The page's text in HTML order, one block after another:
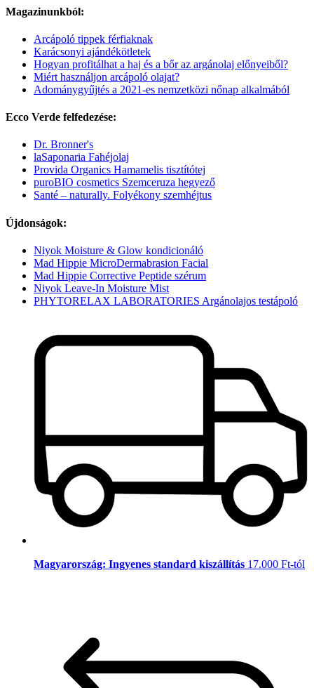
Magazinunkból:
Arcápoló tippek férfiaknak
Karácsonyi ajándékötletek
Hogyan profitálhat a haj és a bőr az argánolaj előnyeiből?
Miért használjon arcápoló olajat?
Adománygyűjtés a 2021-es nemzetközi nőnap alkalmából
Ecco Verde felfedezése:
Dr. Bronner's
laSaponaria Fahéjolaj
Provida Organics Hamamelis tisztítótej
puroBIO cosmetics Szemceruza hegyező
Santé – naturally. Folyékony szemhéjtus
Újdonságok:
Niyok Moisture & Glow kondicionáló
Mad Hippie MicroDermabrasion Facial
Mad Hippie Corrective Peptide szérum
Niyok Leave-In Moisture Mist
PHYTORELAX LABORATORIES Argánolajos testápoló
Magyarország: Ingyenes standard kiszállítás 17.000 Ft-tól